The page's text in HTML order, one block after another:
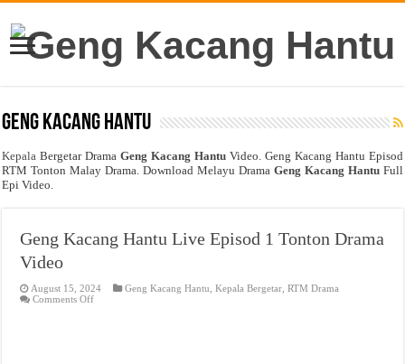
Geng Kacang Hantu
Kepala Bergetar DramaGeng Kacang Hantu Video. Geng Kacang Hantu Episod
RTM Tonton Malay Drama. Download Melayu Drama Geng Kacang HantuFull
Epi Video.
Geng Kacang Hantu Live Episod 1 Tonton Drama
Video
August 15, 2024 Geng Kacang Hantu ,Kepala Bergetar ,RTM Drama
Comments Offon